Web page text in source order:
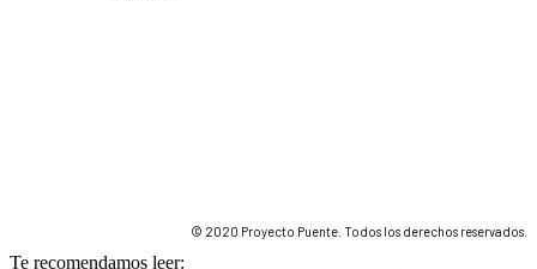
© 2020 Proyecto Puente. Todos los derechos reservados.
Te recomendamos leer: